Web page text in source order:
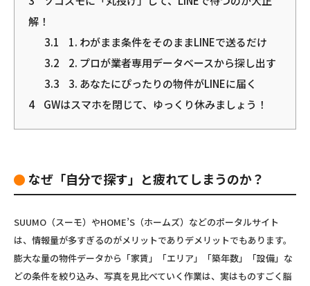
解！
3.1
1. わがまま条件をそのままLINEで送るだけ
3.2
2. プロが業者専用データベースから探し出す
3.3
3. あなたにぴったりの物件がLINEに届く
4
GWはスマホを閉じて、ゆっくり休みましょう！
なぜ「自分で探す」と疲れてしまうのか？
SUUMO（スーモ）やHOME’S（ホームズ）などのポータルサイト
は、情報量が多すぎるのがメリットでありデメリットでもあります。
膨大な量の物件データから「家賃」「エリア」「築年数」「設備」な
どの条件を絞り込み、写真を見比べていく作業は、実はものすごく脳